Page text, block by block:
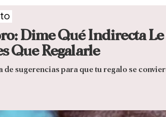
Dime Qué Indirecta
Que Regalarle
de sugerencias para que tu regalo se